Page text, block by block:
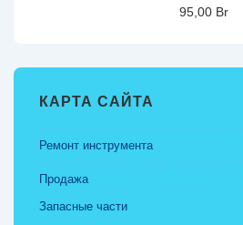
95,00 Br
КАРТА САЙТА
Ремонт инструмента
Продажа
Запасные части